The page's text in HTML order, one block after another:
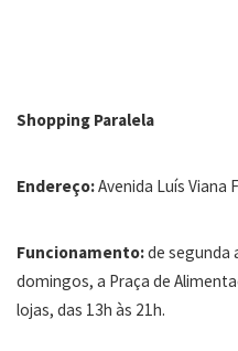
Shopping Paralela
Endereço:Avenida Luís Viana
Funcionamento:de segunda
domingos, a Praça de
lojas, das 13h às 21h.